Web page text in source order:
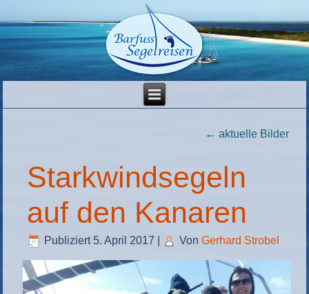
← aktuelle Bilder
Starkwindsegeln
auf den Kanaren
Publiziert 5. April 2017 Von Gerhard Strobel